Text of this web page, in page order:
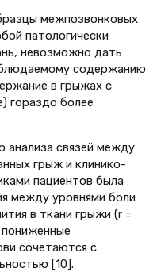
межпозвонковых
патологически
невозможно дать
содержанию
в грыжах с
гораздо более
анализа связей между
грыж и клинико-
пациентов была
между уровнями боли
в ткани грыжи (r =
сочетаются с
[10].